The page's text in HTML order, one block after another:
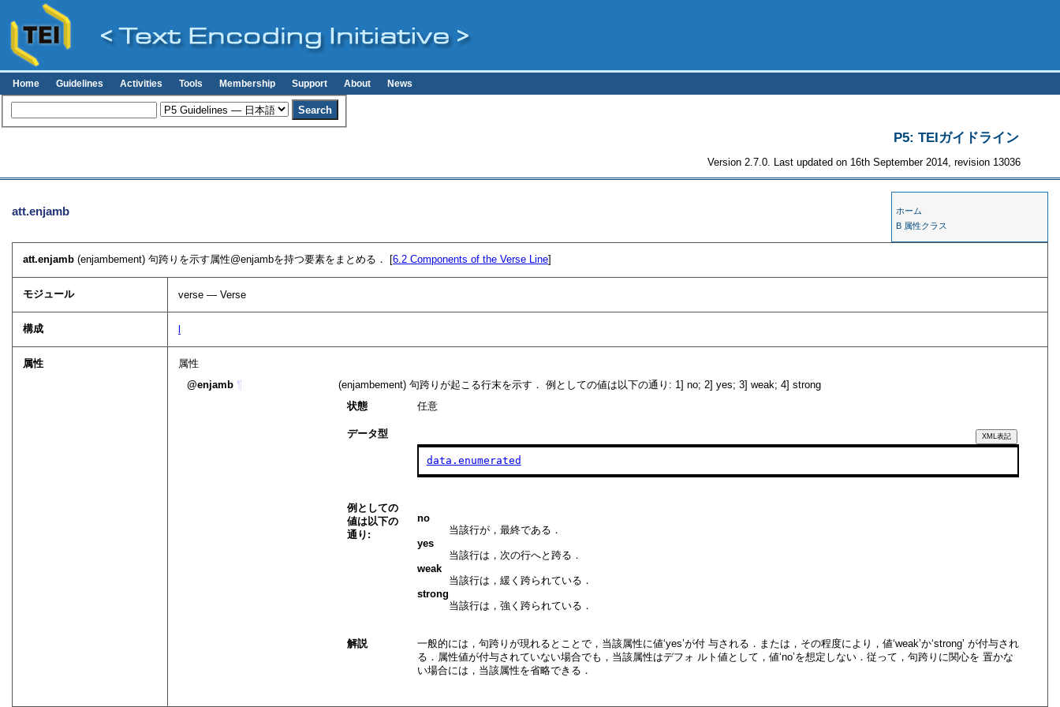
Home Guidelines Activities Tools Membership Support About News
P5: TEIガイドライン
Version 2.7.0. Last updated on 16th September 2014, revision 13036
ホーム
B 属性クラス
att.enjamb
att.enjamb (enjambement) 句跨りを示す属性 enjambを持つ要素をまとめる． [6.2Components of the Verse Line]
モジュール verse — Verse
構成
属性
属性
enjamb ¶
(enjambement) 句跨りが起こる行末を示す． 例としての値は以下の通り: 1] no; 2] yes; 3] weak; 4] strong
状態
任意
データ型 XML表記
data.enumerated
例としての
値は以下の
通り:
no
当該行が，最終である．
yes
当該行は，次の行へと跨る．
weak
当該行は，緩く跨られている．
strong
当該行は，強く跨られている．
解説 一般的には，句跨りが現れるとことで，当該属性に値‘yes’が付 与される．または，その程度により，値‘weak’か‘strong’ が付与され
る．属性値が付与されていない場合でも，当該属性はデフォ ルト値として，値‘no’を想定しない．従って，句跨りに関心を 置かな
い場合には，当該属性を省略できる．